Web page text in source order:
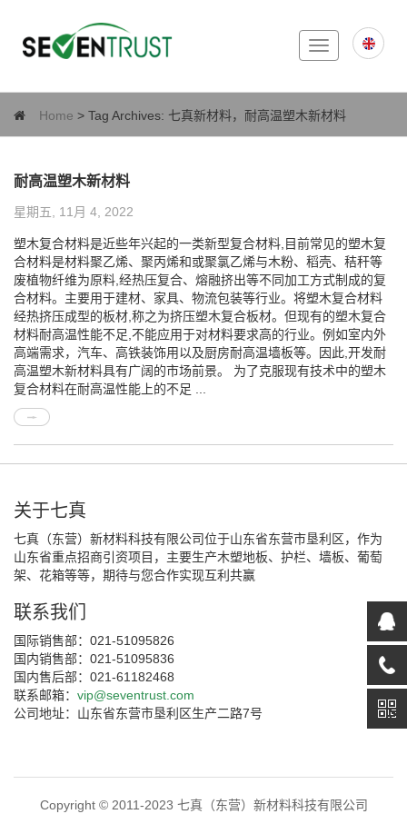
Toggle
navigation
Home > Tag Archives: 七真新材料，耐高温塑木新材料
耐高温塑木新材料
星期五, 11月 4, 2022
塑木复合材料是近些年兴起的一类新型复合材料,目前常见的塑木复
合材料是材料聚乙烯、聚丙烯和或聚氯乙烯与木粉、稻壳、秸秆等
废植物纤维为原料,经热压复合、熔融挤出等不同加工方式制成的复
合材料。主要用于建材、家具、物流包装等行业。将塑木复合材料
经热挤压成型的板材,称之为挤压塑木复合板材。但现有的塑木复合
材料耐高温性能不足,不能应用于对材料要求高的行业。例如室内外
高端需求，汽车、高铁装饰用以及厨房耐高温墙板等。因此,开发耐
高温塑木新材料具有广阔的市场前景。 为了克服现有技术中的塑木
复合材料在耐高温性能上的不足 ...
关于七真
七真（东营）新材料科技有限公司位于山东省东营市垦利区，作为
山东省重点招商引资项目，主要生产木塑地板、护栏、墙板、葡萄
架、花箱等等，期待与您合作实现互利共赢
联系我们
国际销售部：021-51095826
国内销售部：021-51095836
国内售后部：021-61182468
联系邮箱： vip@seventrust.com
公司地址：山东省东营市垦利区生产二路7号
Copyright © 2011-2023 七真（东营）新材料科技有限公司